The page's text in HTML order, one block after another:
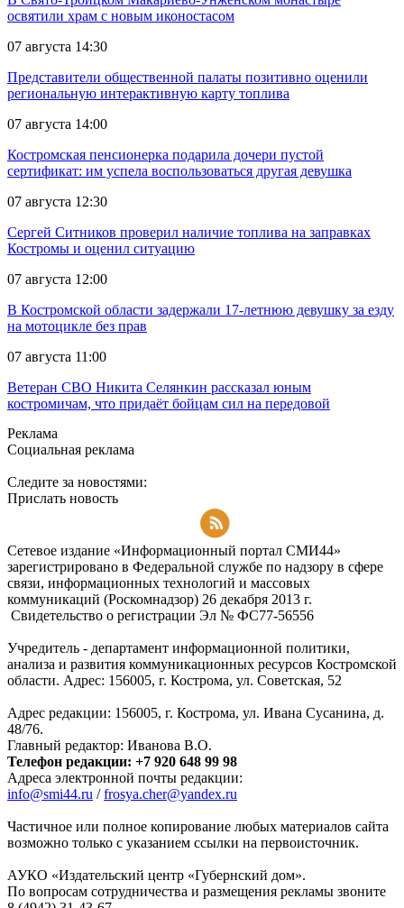
освятили храм с новым иконостасом
07 августа 14:30
Представители общественной палаты позитивно оценили
региональную интерактивную карту топлива
07 августа 14:00
Костромская пенсионерка подарила дочери пустой
сертификат: им успела воспользоваться другая девушка
07 августа 12:30
Сергей Ситников проверил наличие топлива на заправках
Костромы и оценил ситуацию
07 августа 12:00
В Костромской области задержали 17-летнюю девушку за езду
на мотоцикле без прав
07 августа 11:00
Ветеран СВО Никита Селянкин рассказал юным
костромичам, что придаёт бойцам сил на передовой
Реклама
Социальная реклама
Следите за новостями:
Прислать новость
Сетевое издание «Информационный портал СМИ44»
зарегистрировано в Федеральной службе по надзору в сфере
связи, информационных технологий и массовых
коммуникаций (Роскомнадзор) 26 декабря 2013 г.
Свидетельство о регистрации Эл № ФC77-56556
Учредитель - департамент информационной политики,
анализа и развития коммуникационных ресурсов Костромской
области. Адрес: 156005, г. Кострома, ул. Советская, 52
Адрес редакции: 156005, г. Кострома, ул. Ивана Сусанина, д.
48/76.
Главный редактор: Иванова В.О.
Телефон редакции: +7 920 648 99 98
Адреса электронной почты редакции:
info@smi44.ru /frosya.cher@yandex.ru
Частичное или полное копирование любых материалов сайта
возможно только с указанием ссылки на первоисточник.
АУКО «Издательский центр «Губернский дом».
По вопросам сотрудничества и размещения рекламы звоните